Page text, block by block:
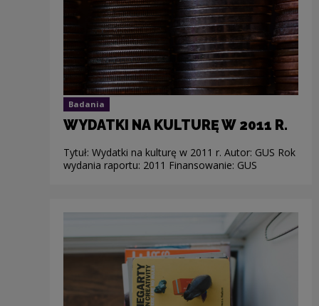
Badania
WYDATKI NA KULTURĘ W 2011 R.
Tytuł: Wydatki na kulturę w 2011 r. Autor: GUS Rok
wydania raportu: 2011 Finansowanie: GUS